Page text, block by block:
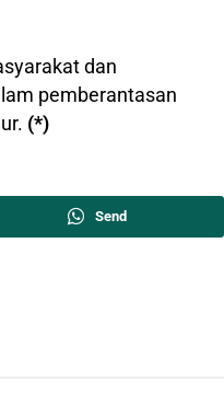
dan
pemberantasan
(*)
Send